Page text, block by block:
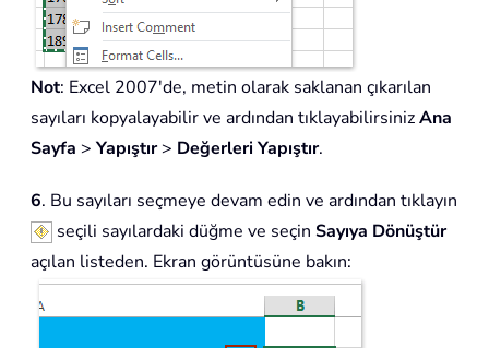
Not: Excel 2007'de, metin olarak saklanan çıkarılan
sayıları kopyalayabilir ve ardından tıklayabilirsinizAna
Sayfa > Yapıştır> Değerleri Yapıştır.
6. Bu sayıları seçmeye devam edin ve ardından tıklayın
seçili sayılardaki düğme ve seçin Sayıya Dönüştür
açılan listeden. Ekran görüntüsüne bakın: